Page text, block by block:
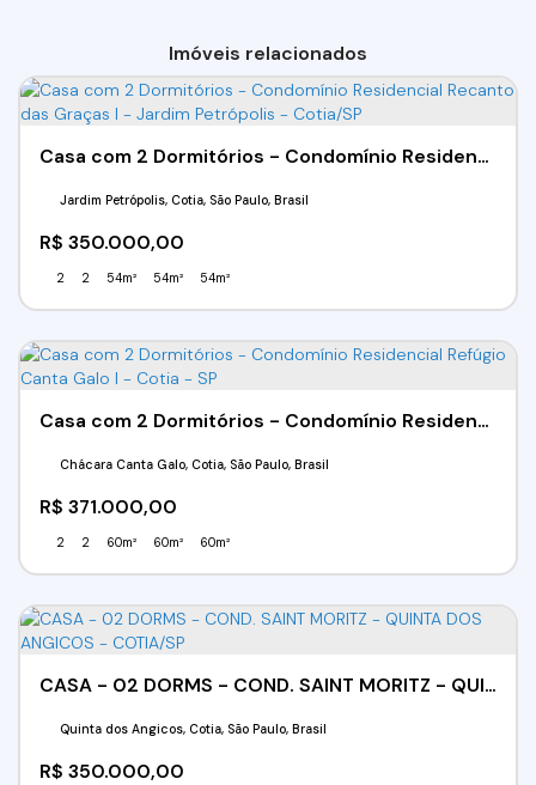
Imóveis relacionados
Casa com 2 Dormitórios - Condomínio Residencial Recanto das Graças I - Jardim Petrópolis - Cotia/SP
R$ 350.000,00
Jardim Petrópolis, Cotia, São Paulo, Brasil
2 2 54m² 54m² 54m²
Casa com 2 Dormitórios - Condomínio Residencial Refúgio Canta Galo I - Cotia - SP
R$ 371.000,00
Chácara Canta Galo, Cotia, São Paulo, Brasil
2 2 60m² 60m² 60m²
CASA - 02 DORMS - COND. SAINT MORITZ - QUINTA DOS ANGICOS - COTIA/SP
R$ 350.000,00
Quinta dos Angicos, Cotia, São Paulo, Brasil